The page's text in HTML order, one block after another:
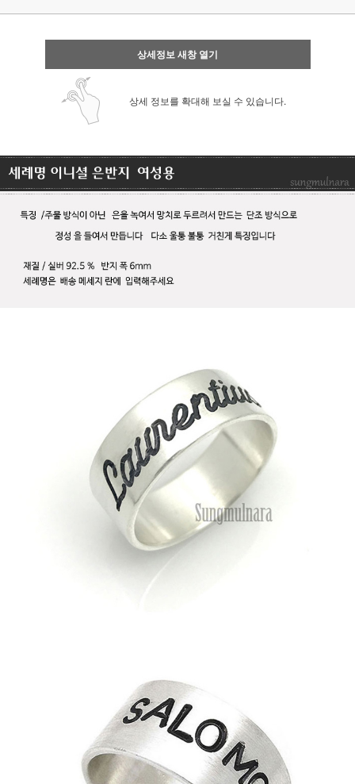
상세정보 새창 열기
상세 정보를 확대해 보실 수 있습니다.